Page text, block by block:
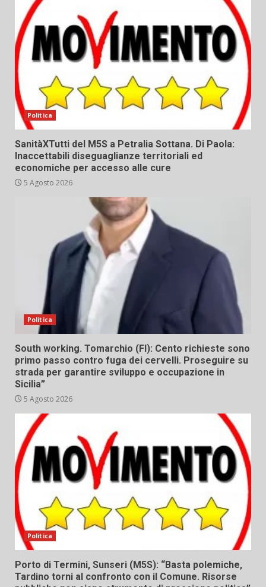
Politica
SanitàXTutti del M5S a Petralia Sottana. Di Paola:
Inaccettabili diseguaglianze territoriali ed
economiche per accesso alle cure
5 Agosto 2026
Politica
South working. Tomarchio (FI): Cento richieste sono
primo passo contro fuga dei cervelli. Proseguire su
strada per garantire sviluppo e occupazione in
Sicilia”
5 Agosto 2026
Politica
Porto di Termini, Sunseri (M5S): “Basta polemiche,
Tardino torni al confronto con il Comune. Risorse